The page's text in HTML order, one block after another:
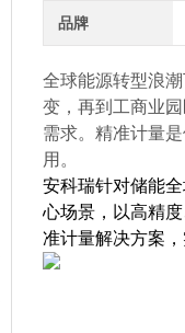
品牌
全球能源转型浪
变，再到工商业
需求。精准计量
用。
安科瑞针对储能
心场景，以高精
准计量解决方案